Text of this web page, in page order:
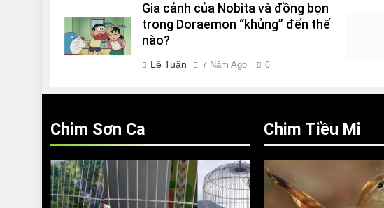
Gia cảnh của Nobita và đồng bọn
trong Doraemon “khủng” đến thế
nào?
Lê Tuân 7 Năm Ago 0
Chim Sơn Ca Chim Tiều Mi